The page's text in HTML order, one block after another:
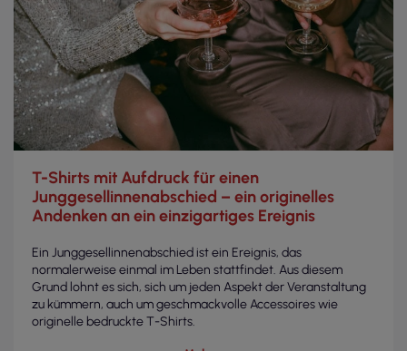
T-Shirts mit Aufdruck für einen
Junggesellinnenabschied – ein originelles
Andenken an ein einzigartiges Ereignis
Ein Junggesellinnenabschied ist ein Ereignis, das
normalerweise einmal im Leben stattfindet. Aus diesem
Grund lohnt es sich, sich um jeden Aspekt der Veranstaltung
zu kümmern, auch um geschmackvolle Accessoires wie
originelle bedruckte T-Shirts.